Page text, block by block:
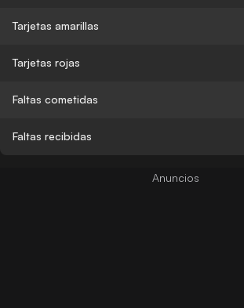
Tarjetas amarillas
Tarjetas rojas
Faltas cometidas
Faltas recibidas